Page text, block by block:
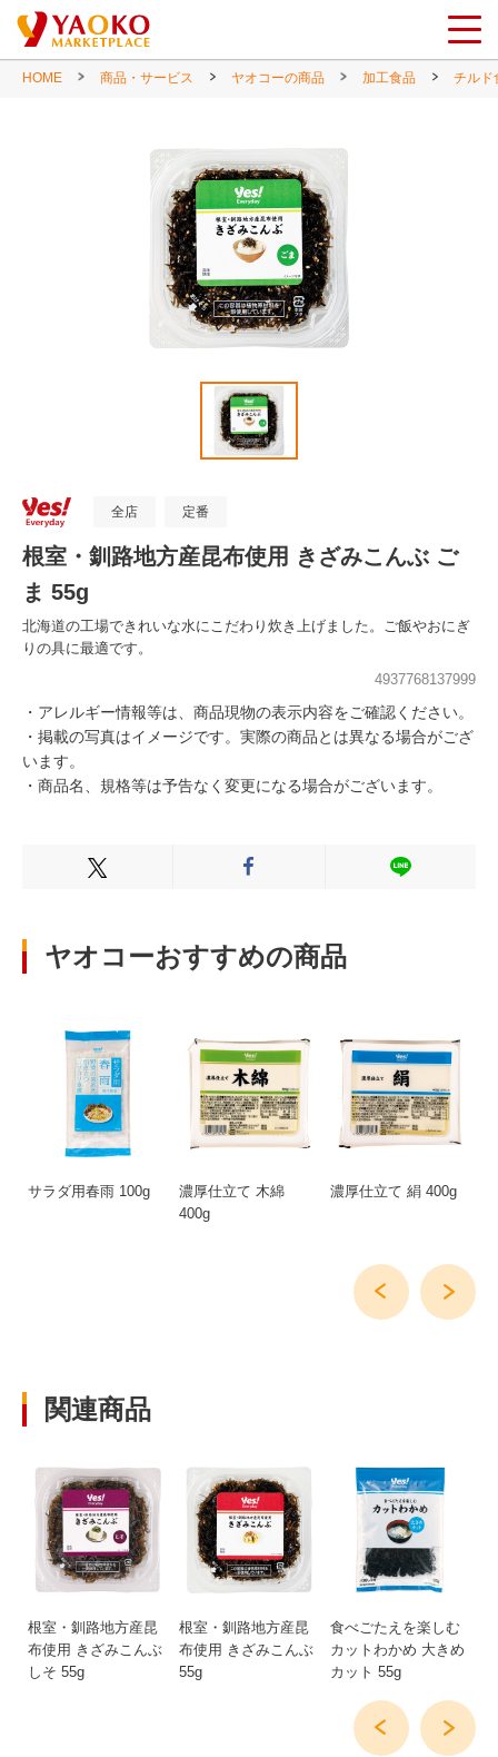
HOME 商品・サービス ヤオコーの商品 加工食品 チルド
全店 定番
根室・釧路地方産昆布使用 きざみこんぶ ご
ま 55g
北海道の工場できれいな水にこだわり炊き上げました。ご飯やおにぎ
りの具に最適です。
4937768137999
・アレルギー情報等は、商品現物の表示内容をご確認ください。
・掲載の写真はイメージです。実際の商品とは異なる場合がござ
います。
・商品名、規格等は予告なく変更になる場合がございます。
Xでシェアする FacebookでシェアするLINEでシェ
ヤオコーおすすめの商品
サラダ用春雨 100g
濃厚仕立て 木綿
400g
濃厚仕立て 絹 400g
関連商品
根室・釧路地方産昆
布使用 きざみこんぶ
しそ 55g
根室・釧路地方産昆
布使用 きざみこんぶ
55g
食べごたえを楽しむ
カットわかめ 大きめ
カット 55g